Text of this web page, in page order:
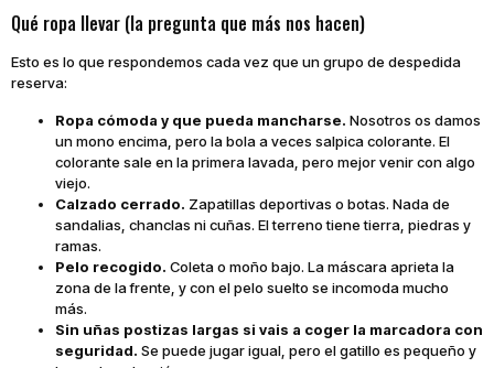
Qué ropa llevar (la pregunta que más nos hacen)
Esto es lo que respondemos cada vez que un grupo de despedida
reserva:
Ropa cómoda y que pueda mancharse. Nosotros os damos
un mono encima, pero la bola a veces salpica colorante. El
colorante sale en la primera lavada, pero mejor venir con algo
viejo.
Calzado cerrado. Zapatillas deportivas o botas. Nada de
sandalias, chanclas ni cuñas. El terreno tiene tierra, piedras y
ramas.
Pelo recogido. Coleta o moño bajo. La máscara aprieta la
zona de la frente, y con el pelo suelto se incomoda mucho
más.
Sin uñas postizas largas si vais a coger la marcadora con
seguridad. Se puede jugar igual, pero el gatillo es pequeño y